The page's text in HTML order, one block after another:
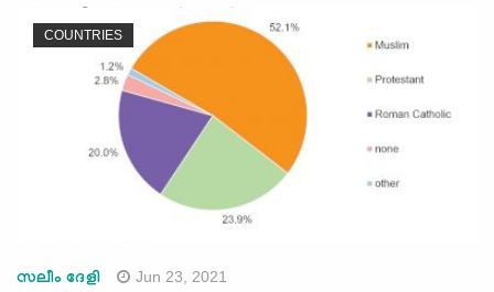
COUNTRIES
സലീം ദേളി Jun 23, 2021